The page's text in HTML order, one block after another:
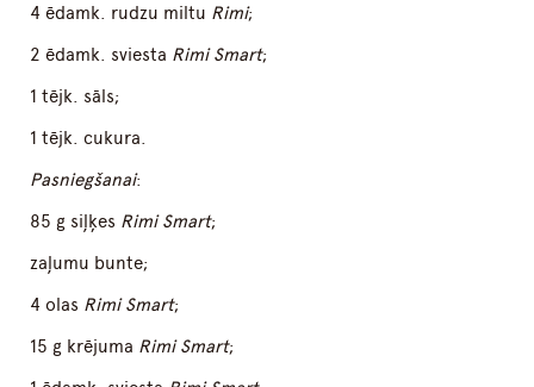
4 ēdamk. rudzu miltu Rimi;
2 ēdamk. sviesta Rimi Smart;
1 tējk. sāls;
1 tējk. cukura.
Pasniegšanai:
85 g siļķes Rimi Smart;
zaļumu bunte;
4 olas Rimi Smart;
15 g krējuma Rimi Smart;